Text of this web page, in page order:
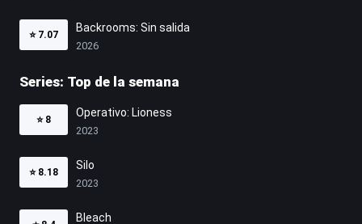
⭐ 7.07
Backrooms: Sin salida
2026
Series: Top de la semana
⭐ 8
Operativo: Lioness
2023
⭐ 8.18
Silo
2023
Bleach